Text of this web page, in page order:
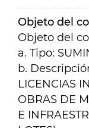
Objeto del
Objeto del
a. Tipo:
b.
LICENCIAS
OBRAS DE
E